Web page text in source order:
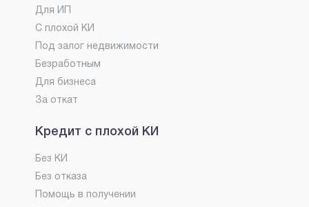
Для ИП
С плохой КИ
Под залог недвижимости
Безработным
Для бизнеса
За откат
Кредит с плохой КИ
Без КИ
Без отказа
Помощь в получении